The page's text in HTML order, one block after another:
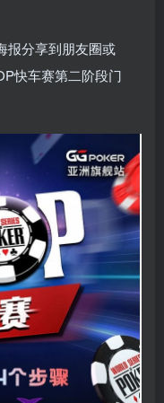
报分享到朋友圈或
快车赛第二阶段门